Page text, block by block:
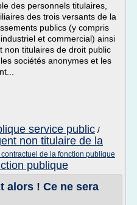
des personnels titulaires,
des trois versants de la
publics (y compris
et commercial) ainsi
non titulaires de droit public
sociétés anonymes et les
service public /
non titulaire de la
de la fonction publique
publique
alors ! Ce ne sera